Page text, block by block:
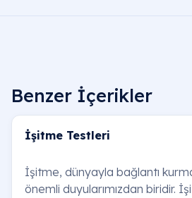
Benzer İçerikler
İşitme Testleri
İşitme, dünyayla bağlantı
önemli duyularımızdan biridir.